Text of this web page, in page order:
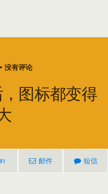
没有评论
，图标都变得
邮件 短信